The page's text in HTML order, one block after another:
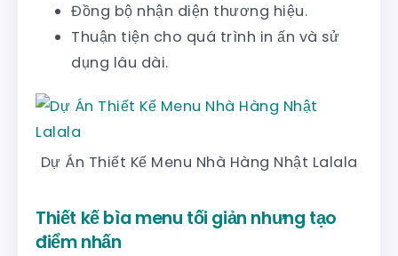
Đồng bộ nhận diện thương hiệu.
Thuận tiện cho quá trình in ấn và sử
dụng lâu dài.
Dự Án Thiết Kế Menu Nhà Hàng Nhật Lalala
Thiết kế bìa menu tối giản nhưng tạo
điểm nhấn